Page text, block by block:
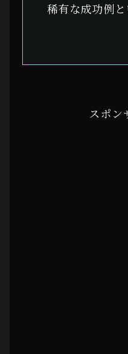
稀有な成功例と
スポン